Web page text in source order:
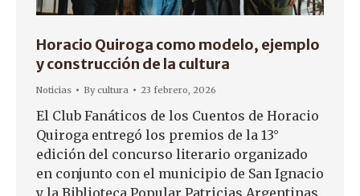
Horacio Quiroga como modelo, ejemplo
y construcción de la cultura
Noticias Bycultura 23 febrero, 2026
El Club Fanáticos de los Cuentos de Horacio
Quiroga entregó los premios de la 13°
edición del concurso literario organizado
en conjunto con el municipio de San Ignacio
y la Biblioteca Popular Patricias Argentinas.